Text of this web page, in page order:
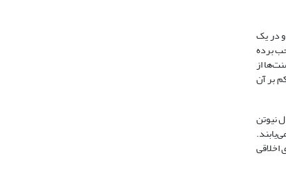
قرن 16 تا قرن 18 در اروپای غربی و در یک
برده
از
بر آن
نیوتن
اخلاقی